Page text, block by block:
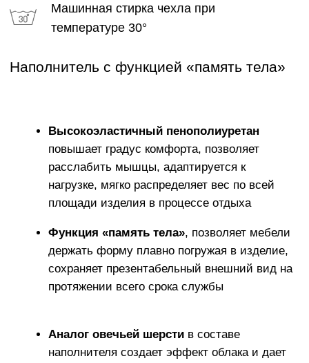
ГАРАНТИИ
гарантию и сервисное обслуживание КОМФОРТ+
ИСКЛЮЧИТЕЛЬНАЯ
МЯГКОСТЬ
Устраивайтесь поудобнее на своем пуфе в течение
нескольких часов, читайте книгу, играйте, смотрите
фильмы, вздремните или расслабьтесь вместе со
своими любимыми.